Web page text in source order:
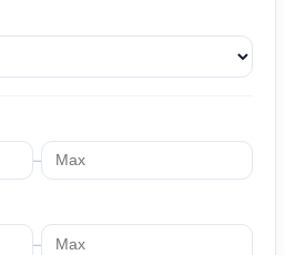
–
–